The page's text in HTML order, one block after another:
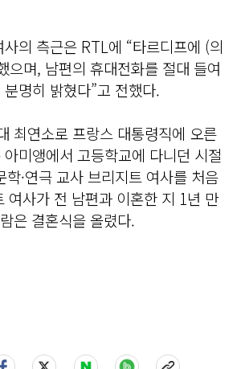
의 측근은 RTL에 “타르디프에 (의
으며, 남편의 휴대전화를 절대 들여
명히 밝혔다”고 전했다.
최연소로 프랑스 대통령직에 오른
미앵에서 고등학교에 다니던 시절
학·연극 교사 브리지트 여사를 처음
여사가 전 남편과 이혼한 지 1년 만
은 결혼식을 올렸다.